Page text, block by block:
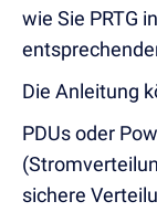
wie Sie PRTG
Die Anleitung
PDUs oder
sichere